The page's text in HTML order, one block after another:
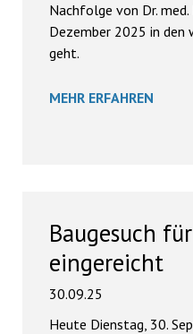
Nachfolge von Dr.
Dezember 2025 in den
geht.
MEHR ERFAHREN
Baugesuch
eingereicht
30.09.25
Heute Dienstag, 30.